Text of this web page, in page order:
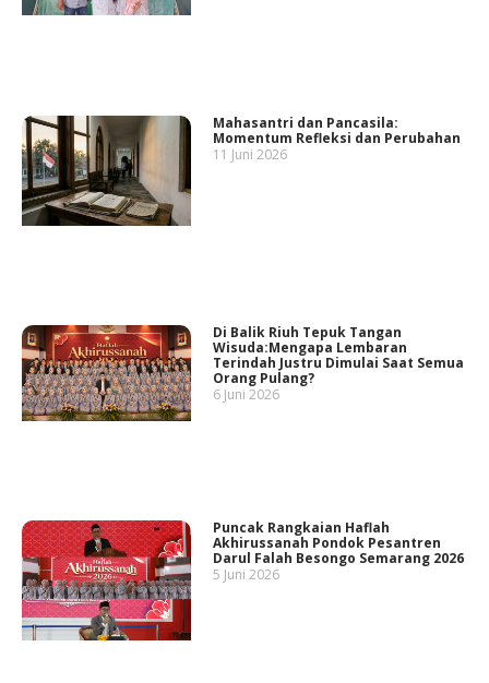
Mahasantri dan Pancasila:
Momentum Refleksi dan Perubahan
11 Juni 2026
Di Balik Riuh Tepuk Tangan
Wisuda:Mengapa Lembaran
Terindah Justru Dimulai Saat Semua
Orang Pulang?
6 Juni 2026
Puncak Rangkaian Haflah
Akhirussanah Pondok Pesantren
Darul Falah Besongo Semarang 2026
5 Juni 2026